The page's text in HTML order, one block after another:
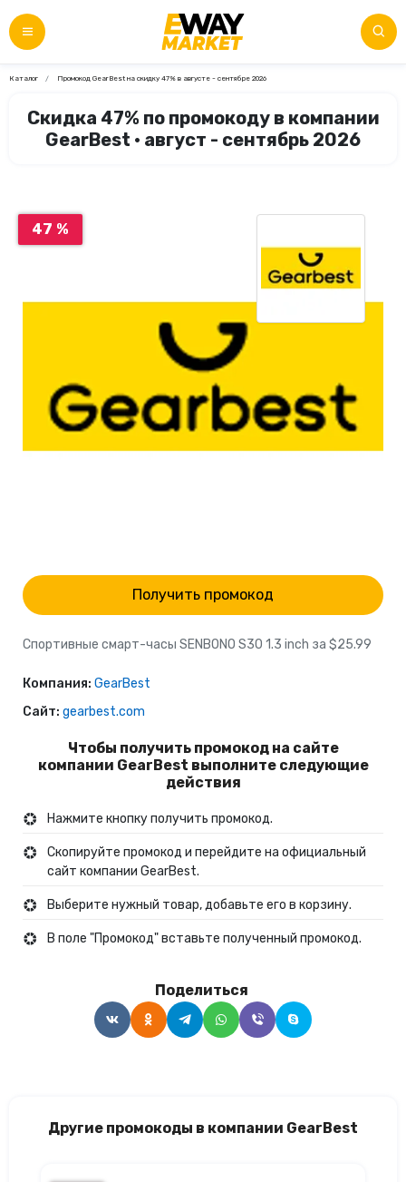
Каталог Промокод GearBest на скидку 47% в августе - сентябре 2026
Скидка 47% по промокоду в компании
GearBest • август - сентябрь 2026
47 %
Получить промокод
Спортивные смарт-часы SENBONO S30 1.3 inch за $25.99
Компания: GearBest
Сайт: gearbest.com
Чтобы получить промокод на сайте
компании GearBest выполните следующие
действия
Нажмите кнопку получить промокод.
Скопируйте промокод и перейдите на официальный
сайт компании GearBest.
Выберите нужный товар, добавьте его в корзину.
В поле "Промокод" вставьте полученный промокод.
Поделиться
Другие промокоды в компании GearBest